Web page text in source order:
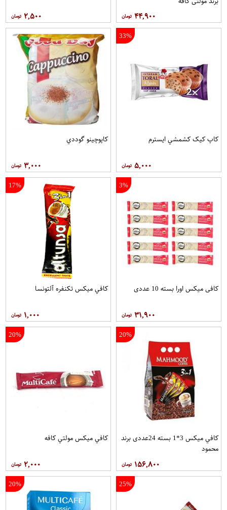
۴۴,۹۰۰ ۲,۵۰۰
33%
کاپ کيک کشمشي ايسترم
۵,۰۰۰
کاپوچينو گوددي
۳,۰۰۰
3%
کافی میکس اورا بسته 10 عددی
۳۱,۹۰۰
17%
کافي ميکس تکنفره آلتونسا
۱,۰۰۰
20%
کافي ميکس 3*1 بسته 24عددی برند
محمود
۱۵۶,۸۰۰
20%
کافي ميکس مولتي کافه
۲,۰۰۰
25%
20%